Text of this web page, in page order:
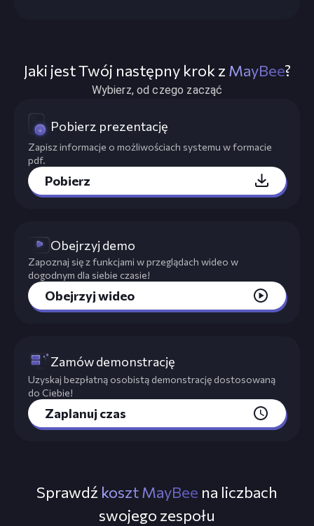
Jaki jest Twój następny krok z MayBee?
Wybierz, od czego zacząć
Pobierz prezentację
Zapisz informacje o możliwościach systemu w formacie
pdf.
Pobierz
Obejrzyj demo
Zapoznaj się z funkcjami w przeglądach wideo w
dogodnym dla siebie czasie!
Obejrzyj wideo
Zamów demonstrację
Uzyskaj bezpłatną osobistą demonstrację dostosowaną
do Ciebie!
Zaplanuj czas
Sprawdź koszt MayBee na liczbach
swojego zespołu